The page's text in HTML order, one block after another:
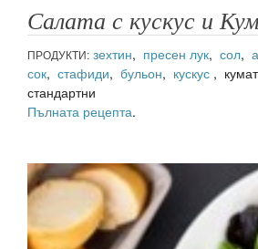
Салата с кускус и
ПРОДУКТИ: зехтин, пресен лук, сол,
сок, стафиди, бульон, кускус ,
стандартни
Пълната рецепта.